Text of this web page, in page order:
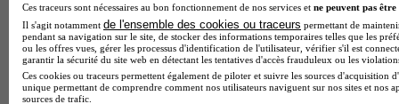
École de l'internet
Voir l’établissement
Ces traceurs sont nécessaires au bon fonctionnement de nos services et ne peuvent pas être
Il s'agit notamment de l'ensemble des cookies ou traceurs permettant de
pendant sa navigation sur le site, de stocker des informations temporaires telles que les
ou les offres vues, gérer les processus d'identification de l'utilisateur, vérifier s'il est
garantir la sécurité du site web en détectant les tentatives d'accès frauduleux ou les
Ces cookies ou traceurs permettent également de piloter et suivre les sources d'acquisition
unique permettant de comprendre comment nos utilisateurs naviguent sur nos sites et nos
sources de trafic.